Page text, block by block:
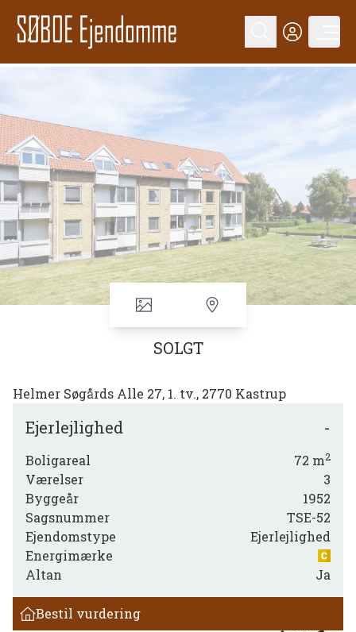
SOLGT
Helmer Søgårds Alle 27, 1. tv., 2770 Kastrup
Ejerlejlighed -
Boligareal 72 m2
Værelser
3
Byggeår
1952
Sagsnummer
TSE-52
Ejendomstype
Ejerlejlighed
Energimærke
Altan
Ja
Bestil vurdering